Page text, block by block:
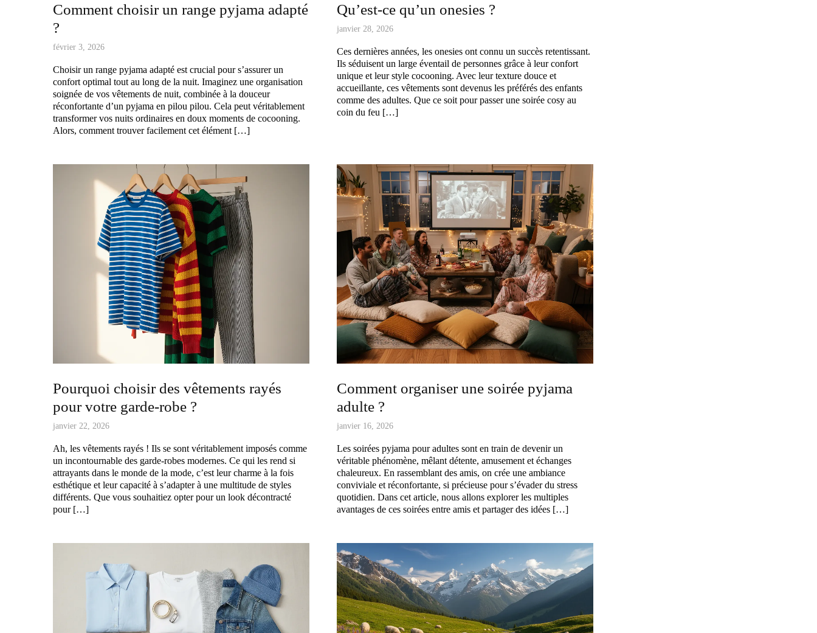
Comment choisir un range pyjama adapté
?
février 3, 2026
Choisir un range pyjama adapté est crucial pour s’assurer un
confort optimal tout au long de la nuit. Imaginez une organisation
soignée de vos vêtements de nuit, combinée à la douceur
réconfortante d’un pyjama en pilou pilou. Cela peut véritablement
transformer vos nuits ordinaires en doux moments de cocooning.
Alors, comment trouver facilement cet élément […]
Qu’est-ce qu’un onesies ?
janvier 28, 2026
Ces dernières années, les onesies ont connu un succès retentissant.
Ils séduisent un large éventail de personnes grâce à leur confort
unique et leur style cocooning. Avec leur texture douce et
accueillante, ces vêtements sont devenus les préférés des enfants
comme des adultes. Que ce soit pour passer une soirée cosy au
coin du feu […]
Pourquoi choisir des vêtements rayés
pour votre garde-robe ?
janvier 22, 2026
Ah, les vêtements rayés ! Ils se sont véritablement imposés comme
un incontournable des garde-robes modernes. Ce qui les rend si
attrayants dans le monde de la mode, c’est leur charme à la fois
esthétique et leur capacité à s’adapter à une multitude de styles
différents. Que vous souhaitiez opter pour un look décontracté
pour […]
Comment organiser une soirée pyjama
adulte ?
janvier 16, 2026
Les soirées pyjama pour adultes sont en train de devenir un
véritable phénomène, mêlant détente, amusement et échanges
chaleureux. En rassemblant des amis, on crée une ambiance
conviviale et réconfortante, si précieuse pour s’évader du stress
quotidien. Dans cet article, nous allons explorer les multiples
avantages de ces soirées entre amis et partager des idées […]